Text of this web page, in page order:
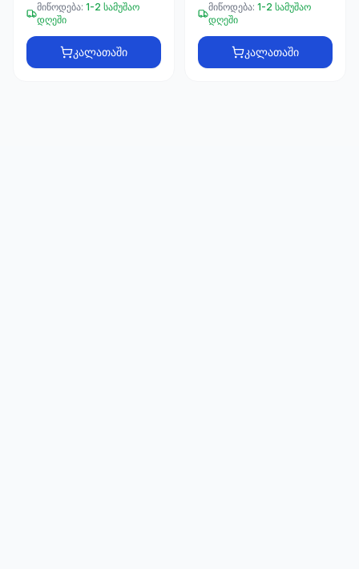
მიწოდება: 1-2 სამუშაო
დღეში
კალათაში
მიწოდება: 1-2 სამუშაო
დღეში
კალათაში